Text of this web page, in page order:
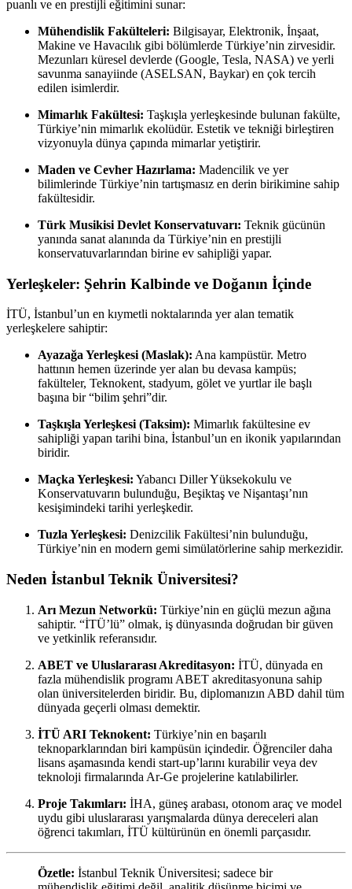
puanlı ve en prestijli eğitimini sunar:
Mühendislik Fakülteleri: Bilgisayar, Elektronik, İnşaat,
Makine ve Havacılık gibi bölümlerde Türkiye’nin zirvesidir.
Mezunları küresel devlerde (Google, Tesla, NASA) ve yerli
savunma sanayiinde (ASELSAN, Baykar) en çok tercih
edilen isimlerdir.
Mimarlık Fakültesi: Taşkışla yerleşkesinde bulunan fakülte,
Türkiye’nin mimarlık ekolüdür. Estetik ve tekniği birleştiren
vizyonuyla dünya çapında mimarlar yetiştirir.
Maden ve Cevher Hazırlama: Madencilik ve yer
bilimlerinde Türkiye’nin tartışmasız en derin birikimine sahip
fakültesidir.
Türk Musikisi Devlet Konservatuvarı: Teknik gücünün
yanında sanat alanında da Türkiye’nin en prestijli
konservatuvarlarından birine ev sahipliği yapar.
Yerleşkeler: Şehrin Kalbinde ve Doğanın İçinde
İTÜ, İstanbul’un en kıymetli noktalarında yer alan tematik
yerleşkelere sahiptir:
Ayazağa Yerleşkesi (Maslak): Ana kampüstür. Metro
hattının hemen üzerinde yer alan bu devasa kampüs;
fakülteler, Teknokent, stadyum, gölet ve yurtlar ile başlı
başına bir “bilim şehri”dir.
Taşkışla Yerleşkesi (Taksim): Mimarlık fakültesine ev
sahipliği yapan tarihi bina, İstanbul’un en ikonik yapılarından
biridir.
Maçka Yerleşkesi: Yabancı Diller Yüksekokulu ve
Konservatuvarın bulunduğu, Beşiktaş ve Nişantaşı’nın
kesişimindeki tarihi yerleşkedir.
Tuzla Yerleşkesi: Denizcilik Fakültesi’nin bulunduğu,
Türkiye’nin en modern gemi simülatörlerine sahip merkezidir.
Neden İstanbul Teknik Üniversitesi?
Arı Mezun Networkü: Türkiye’nin en güçlü mezun ağına
sahiptir. “İTÜ’lü” olmak, iş dünyasında doğrudan bir güven
ve yetkinlik referansıdır.
ABET ve Uluslararası Akreditasyon: İTÜ, dünyada en
fazla mühendislik programı ABET akreditasyonuna sahip
olan üniversitelerden biridir. Bu, diplomanızın ABD dahil tüm
dünyada geçerli olması demektir.
İTÜ ARI Teknokent: Türkiye’nin en başarılı
teknoparklarından biri kampüsün içindedir. Öğrenciler daha
lisans aşamasında kendi start-up’larını kurabilir veya dev
teknoloji firmalarında Ar-Ge projelerine katılabilirler.
Proje Takımları: İHA, güneş arabası, otonom araç ve model
uydu gibi uluslararası yarışmalarda dünya dereceleri alan
öğrenci takımları, İTÜ kültürünün en önemli parçasıdır.
Özetle: İstanbul Teknik Üniversitesi; sadece bir